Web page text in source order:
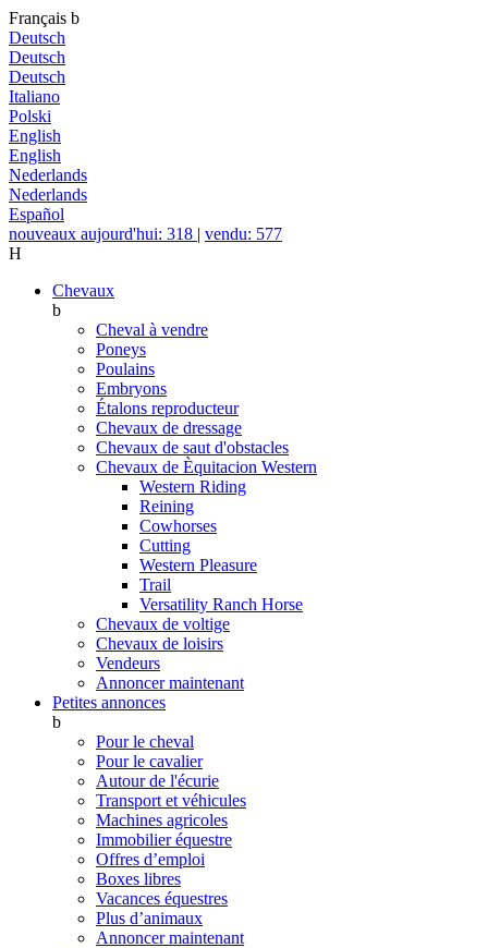
Français b
Deutsch
Deutsch
Deutsch
Italiano
Polski
English
English
Nederlands
Nederlands
Español
nouveaux aujourd'hui: 318 | vendu: 577
H
Chevaux
b
Cheval à vendre
Poneys
Poulains
Embryons
Étalons reproducteur
Chevaux de dressage
Chevaux de saut d'obstacles
Chevaux de Èquitacion Western
Western Riding
Reining
Cowhorses
Cutting
Western Pleasure
Trail
Versatility Ranch Horse
Chevaux de voltige
Chevaux de loisirs
Vendeurs
Annoncer maintenant
Petites annonces
b
Pour le cheval
Pour le cavalier
Autour de l'écurie
Transport et véhicules
Machines agricoles
Immobilier équestre
Offres d’emploi
Boxes libres
Vacances équestres
Plus d’animaux
Annoncer maintenant